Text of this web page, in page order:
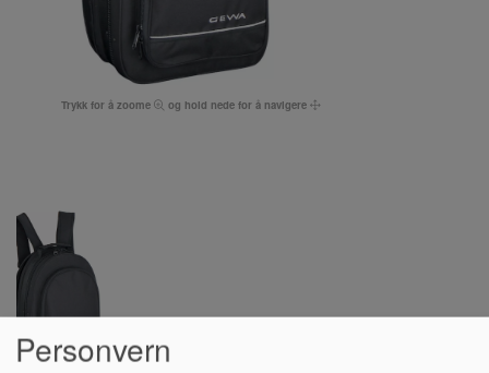
Trykk for å zoome og hold nede for å navigere
Personvern